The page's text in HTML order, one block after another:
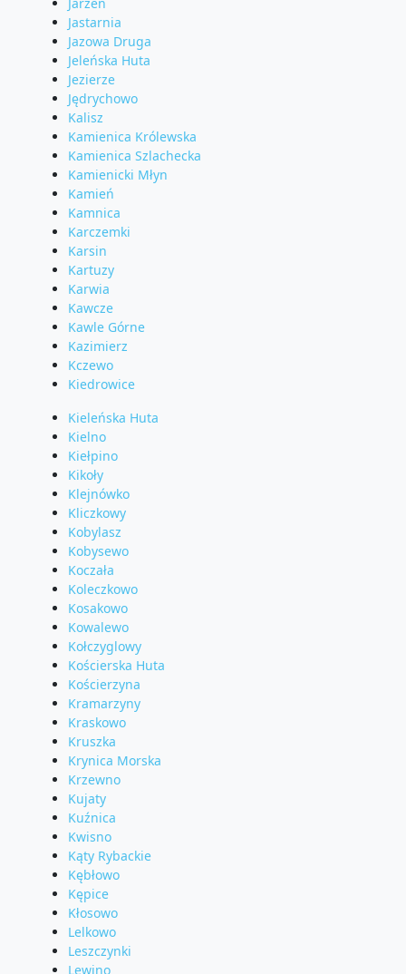
Jastarnia
Jazowa Druga
Jeleńska Huta
Jezierze
Jędrychowo
Kalisz
Kamienica Królewska
Kamienica Szlachecka
Kamienicki Młyn
Kamień
Kamnica
Karczemki
Karsin
Kartuzy
Karwia
Kawcze
Kawle Górne
Kazimierz
Kczewo
Kiedrowice
Kieleńska Huta
Kielno
Kiełpino
Kikoły
Klejnówko
Kliczkowy
Kobylasz
Kobysewo
Koczała
Koleczkowo
Kosakowo
Kowalewo
Kołczyglowy
Kościerska Huta
Kościerzyna
Kramarzyny
Kraskowo
Kruszka
Krynica Morska
Krzewno
Kujaty
Kuźnica
Kwisno
Kąty Rybackie
Kębłowo
Kępice
Kłosowo
Lelkowo
Leszczynki
Lewino